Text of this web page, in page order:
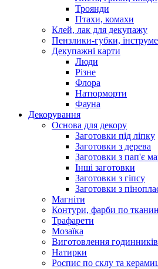
Троянди
Птахи, комахи
Клей, лак для декупажу
Пензлики-губки,
Декупажні карти
Люди
Різне
Флора
Натюрморти
Фауна
Декорування
Основа для декору
Заготовки під ліпку
Заготовки з дерева
Заготовки з пап'є
Інші заготовки
Заготовки з гіпсу
Заготовки з
Магніти
Контури, фарби по
Трафарети
Мозаїка
Виготовлення годинників
Натирки
Роспис по склу та